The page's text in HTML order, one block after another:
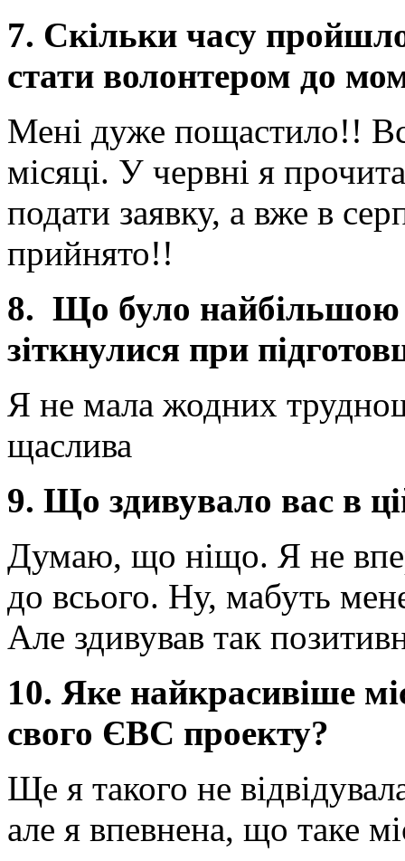
7. Скільки часу
стати волонтером до
Мені дуже пощастило!!
місяці. У червні я
подати заявку, а вже в
прийнято!!
8. Що було найбільшою
зіткнулися при
Я не мала жодних
щаслива
9. Що здивувало вас в
Думаю, що ніщо. Я не
до всього. Ну, мабуть
Але здивував так
10. Яке найкрасивіше
свого ЄВС проекту?
Ще я такого не
але я впевнена, що таке